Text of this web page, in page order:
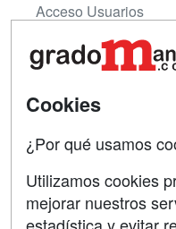
Acceso Usuarios
Acceso Centros
Contactar
Copyleft
Cookies
¿Por qué usamos
Utilizamos cookies
mejorar nuestros